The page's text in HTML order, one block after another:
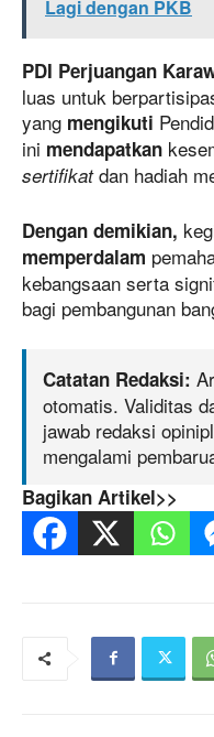
Lagi dengan PKB
PDI Perjuangan
luas untuk
yang mengikuti
ini mendapatkan
sertifikatdan hadiah
Dengan demikian,
memperdalam
kebangsaan serta
bagi pembangunan
Catatan Redaksi:
otomatis. Validitas
jawab redaksi
mengalami
Bagikan Artikel>>